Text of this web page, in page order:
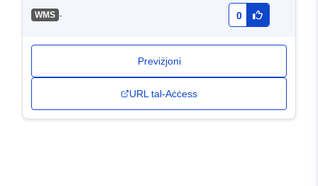
WMS - 0
Previżjoni
URL tal-Aċċess